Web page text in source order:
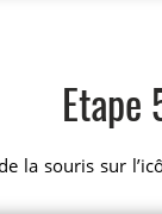
Etape
la souris sur